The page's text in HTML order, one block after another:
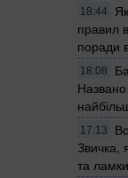
18:44
правил
поради
18:08
Названо
17:13
Звичка,
та